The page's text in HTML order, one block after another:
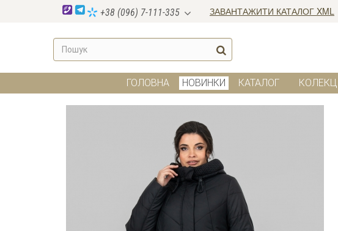
+38 (096) 7-111-335 ЗАВАНТАЖИТИ КАТАЛОГ XML
ГОЛОВНА НОВИНКИ КАТАЛОГ КОЛЕКЦІЇ